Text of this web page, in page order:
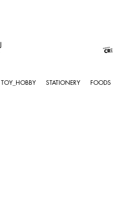
TOY_HOBBY STATIONERY FOODS